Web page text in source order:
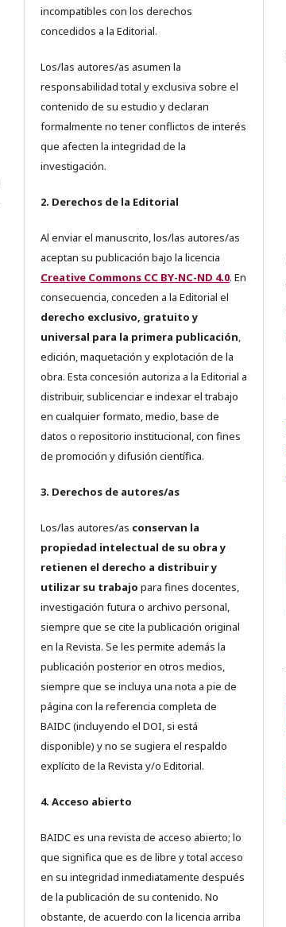
incompatibles con los derechos
concedidos a la Editorial.
Los/las autores/as asumen la
responsabilidad total y exclusiva sobre el
contenido de su estudio y declaran
formalmente no tener conflictos de interés
que afecten la integridad de la
investigación.
2. Derechos de la Editorial
Al enviar el manuscrito, los/las autores/as
aceptan su publicación bajo la licencia
Creative Commons CC BY-NC-ND 4.0. En
consecuencia, conceden a la Editorial el
derecho exclusivo, gratuito y
universal para la primera publicación,
edición, maquetación y explotación de la
obra. Esta concesión autoriza a la Editorial a
distribuir, sublicenciar e indexar el trabajo
en cualquier formato, medio, base de
datos o repositorio institucional, con fines
de promoción y difusión científica.
3. Derechos de autores/as
Los/las autores/as conservan la
propiedad intelectual de su obra y
retienen el derecho a distribuir y
utilizar su trabajo para fines docentes,
investigación futura o archivo personal,
siempre que se cite la publicación original
en la Revista. Se les permite además la
publicación posterior en otros medios,
siempre que se incluya una nota a pie de
página con la referencia completa de
BAIDC (incluyendo el DOI, si está
disponible) y no se sugiera el respaldo
explícito de la Revista y/o Editorial.
4. Acceso abierto
BAIDC es una revista de acceso abierto; lo
que significa que es de libre y total acceso
en su integridad inmediatamente después
de la publicación de su contenido. No
obstante, de acuerdo con la licencia arriba